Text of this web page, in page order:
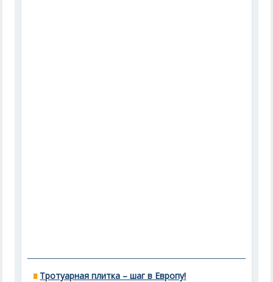
Тротуарная плитка – шаг в Европу!